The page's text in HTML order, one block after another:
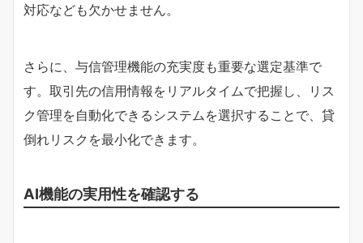
対応なども欠かせません。
さらに、与信管理機能の充実度も重要な選定基準で
す。取引先の信用情報をリアルタイムで把握し、リス
ク管理を自動化できるシステムを選択することで、貸
倒れリスクを最小化できます。
AI機能の実用性を確認する